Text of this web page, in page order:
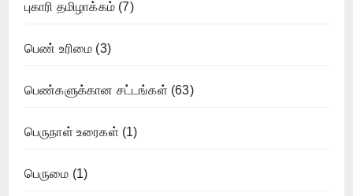
புகாரி தமிழாக்கம் (7)
பெண் உரிமை (3)
பெண்களுக்கான சட்டங்கள் (63)
பெருநாள் உரைகள் (1)
பெருமை (1)